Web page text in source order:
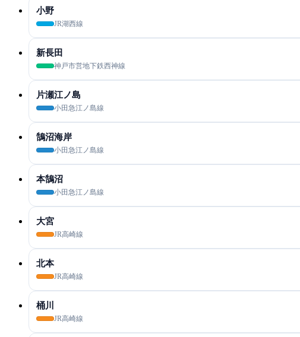
小野
JR湖西線
新長田
神戸市営地下鉄西神線
片瀬江ノ島
小田急江ノ島線
鵠沼海岸
小田急江ノ島線
本鵠沼
小田急江ノ島線
大宮
JR高崎線
北本
JR高崎線
桶川
JR高崎線